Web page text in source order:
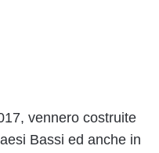
vennero costruite
Bassi ed anche in